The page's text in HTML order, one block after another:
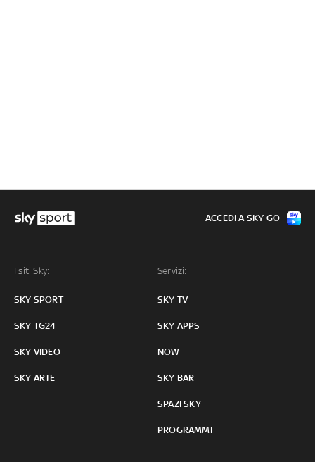
I siti Sky:
SKY SPORT
SKY TG24
SKY VIDEO
SKY ARTE
Servizi:
SKY TV
SKY APPS
NOW
SKY BAR
SPAZI SKY
PROGRAMMI
ACCEDI A SKY GO